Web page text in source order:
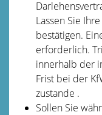
Lassen Sie
bestätigen.
erforderlich.
innerhalb der
Frist bei der
zustande .
Sollen Sie